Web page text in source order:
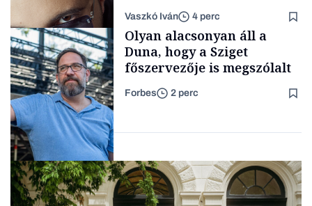
Content Lab HUB
Forbes-sztori
gondolataimat akartam
kimondani
Vaszkó Iván 4 perc
Társadalom
Olyan alacsonyan áll a
Duna, hogy a Sziget
főszervezője is megszólalt
Forbes 2 perc